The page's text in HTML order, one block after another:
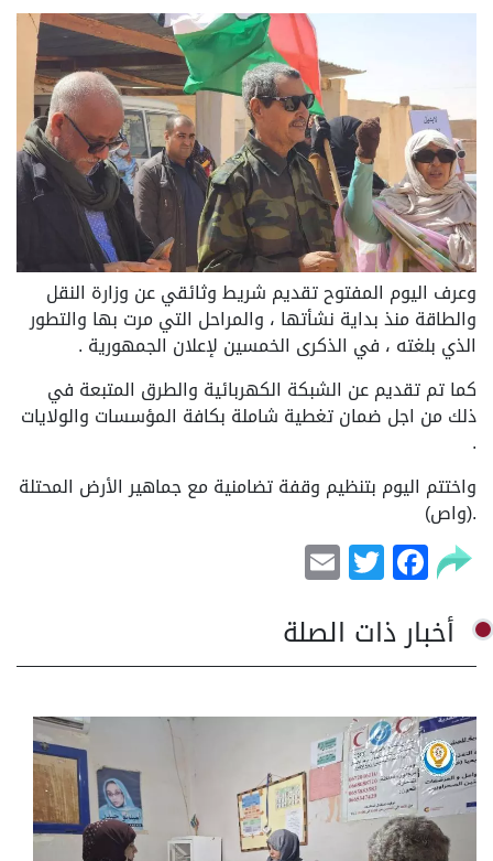
وعرف اليوم المفتوح تقديم شريط وثائقي عن وزارة النقل
والطاقة منذ بداية نشأتها ، والمراحل التي مرت بها والتطور
الذي بلغته ، في الذكرى الخمسين لإعلان الجمهورية .
كما تم تقديم عن الشبكة الكهربائية والطرق المتبعة في
ذلك من اجل ضمان تغطية شاملة بكافة المؤسسات والولايات
.
واختتم اليوم بتنظيم وقفة تضامنية مع جماهير الأرض المحتلة
.(واص)
Facebook
Twitter
أخبار ذات الصلة